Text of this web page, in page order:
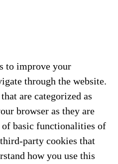
to improve your
through the website.
are categorized as
browser as they are
basic functionalities of
party cookies that
how you use this